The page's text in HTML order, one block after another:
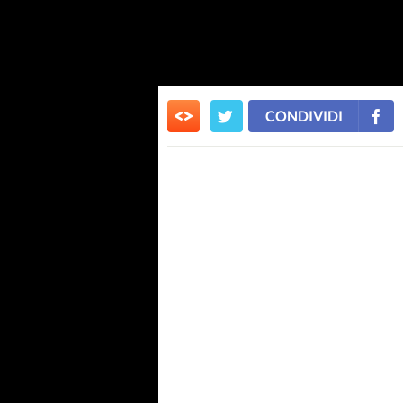
CONDIVIDI